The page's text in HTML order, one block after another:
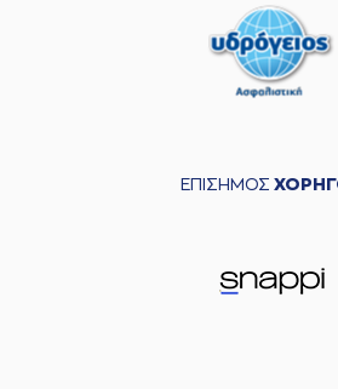
ΕΠΙΣΗΜΟΣ